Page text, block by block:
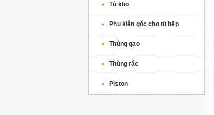
Tủ kho
Phụ kiện góc cho tủ bếp
Thùng gạo
Thùng rác
Piston